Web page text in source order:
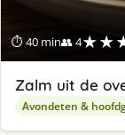
⏱ 40 min👥 4
Zalm uit de
Avondeten &